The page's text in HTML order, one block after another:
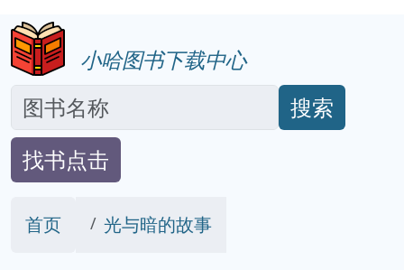
小哈图书下载中心
搜索
找书点击
首页 光与暗的故事